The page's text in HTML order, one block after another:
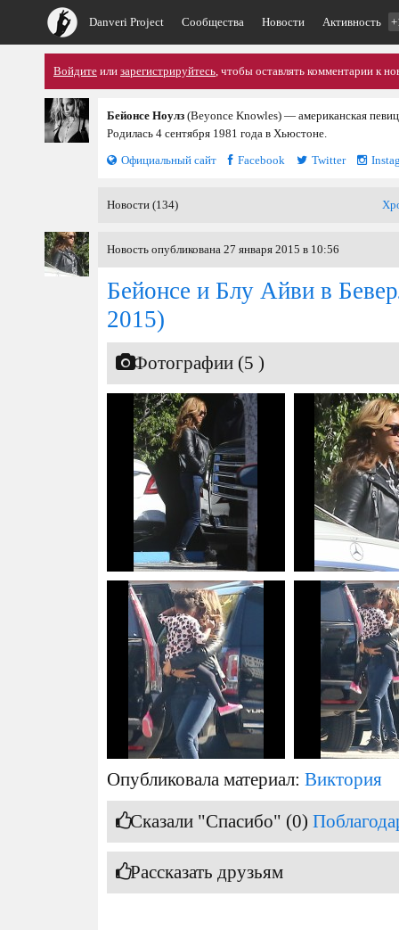
Danveri Project Сообщества Новости Активность
Войдите или зарегистрируйтесь, чтобы оставлять комментарии к
Бейонсе Ноулз (Beyonce Knowles) — американская
Родилась 4 сентября 1981 года в Хьюстоне.
Официальный сайт
Facebook Twitter
Новости (134)
Новость опубликована 27 января 2015 в 10:56
Бейонсе и Блу Айви в
2015)
Фотографии (5 )
Опубликовала материал: Виктория
Сказали "Спасибо" (0)
Рассказать друзьям